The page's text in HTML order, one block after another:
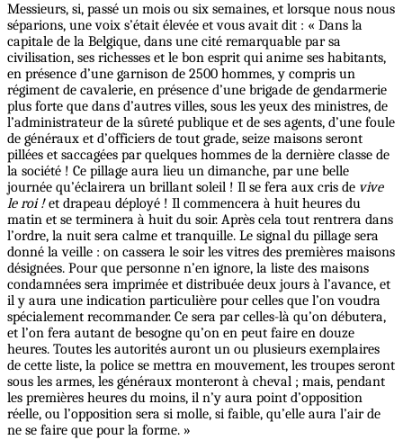
Messieurs, si, passé un mois ou six semaines, et lorsque nous nous
séparions, une voix s’était élevée et vous avait dit : « Dans la
capitale de la Belgique, dans une cité remarquable par sa
civilisation, ses richesses et le bon esprit qui anime ses habitants,
en présence d’une garnison de 2500 hommes, y compris un
régiment de cavalerie, en présence d’une brigade de gendarmerie
plus forte que dans d’autres villes, sous les yeux des ministres, de
l’administrateur de la sûreté publique et de ses agents, d’une foule
de généraux et d’officiers de tout grade, seize maisons seront
pillées et saccagées par quelques hommes de la dernière classe de
la société ! Ce pillage aura lieu un dimanche, par une belle
journée qu’éclairera un brillant soleil ! Il se fera aux cris de vive
le roi !et drapeau déployé ! Il commencera à huit heures du
matin et se terminera à huit du soir. Après cela tout rentrera dans
l’ordre, la nuit sera calme et tranquille. Le signal du pillage sera
donné la veille : on cassera le soir les vitres des premières maisons
désignées. Pour que personne n’en ignore, la liste des maisons
condamnées sera imprimée et distribuée deux jours à l’avance, et
il y aura une indication particulière pour celles que l’on voudra
spécialement recommander. Ce sera par celles-là qu’on débutera,
et l’on fera autant de besogne qu’on en peut faire en douze
heures. Toutes les autorités auront un ou plusieurs exemplaires
de cette liste, la police se mettra en mouvement, les troupes seront
sous les armes, les généraux monteront à cheval ; mais, pendant
les premières heures du moins, il n’y aura point d’opposition
réelle, ou l’opposition sera si molle, si faible, qu’elle aura l’air de
ne se faire que pour la forme. »